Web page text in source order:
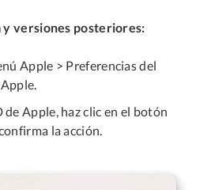
y versiones posteriores:
Apple > Preferencias del
de Apple, haz clic en el botón
la acción.